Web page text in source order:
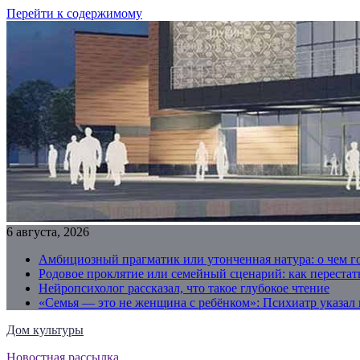
Перейти к содержимому
6 августа, 2026
Амбициозный прагматик или утонченная натура: о чем
Родовое проклятие или семейный сценарий: как
Нейропсихолог рассказал, что такое глубокое чтение
«Семья — это не женщина с ребёнком»: Психиатр
Дом культуры
Новостная рассылка